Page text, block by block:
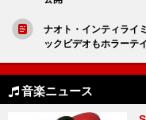
ナオト・インティライ
ックビデオもホラーテ
音楽ニュース